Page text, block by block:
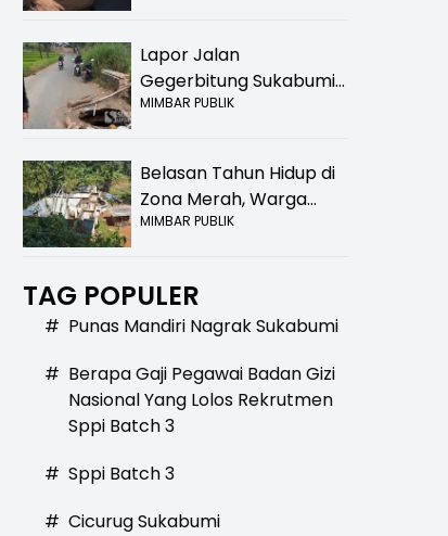
Lapor Jalan
Gegerbitung Sukabumi
Bolong! Bahaya Bagi
MIMBAR PUBLIK
Belasan Tahun Hidup di
Zona Merah, Warga
Kampung Nangewer
Relokasi
MIMBAR PUBLIK
TAG POPULER
# Punas Mandiri Nagrak Sukabumi
# Berapa Gaji Pegawai Badan Gizi
Nasional Yang Lolos Rekrutmen
Sppi Batch 3
# Sppi Batch 3
# Cicurug Sukabumi